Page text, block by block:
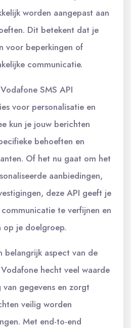
worden aangepast aan
Dit betekent dat je
voor beperkingen of
communicatie.
SMS API
voor personalisatie en
kun je jouw berichten
behoeften en
Of het nu gaat om het
aanbiedingen,
deze API geeft je
te verfijnen en
op je doelgroep.
belangrijk aspect van de
hecht veel waarde
gegevens en zorgt
veilig worden
Met end-to-end